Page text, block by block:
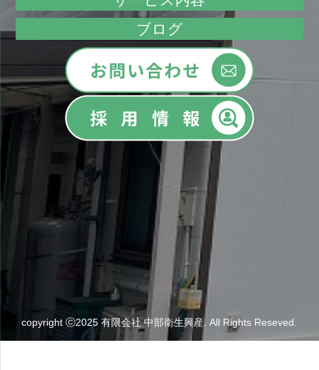
ブログ
copyright ⓒ2025 有限会社 中部衛生興産. All Rights Reseved.